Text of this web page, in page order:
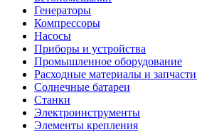
Генераторы
Компрессоры
Насосы
Приборы и устройства
Промышленное оборудование
Расходные материалы и
Солнечные батареи
Станки
Электроинструменты
Элементы крепления